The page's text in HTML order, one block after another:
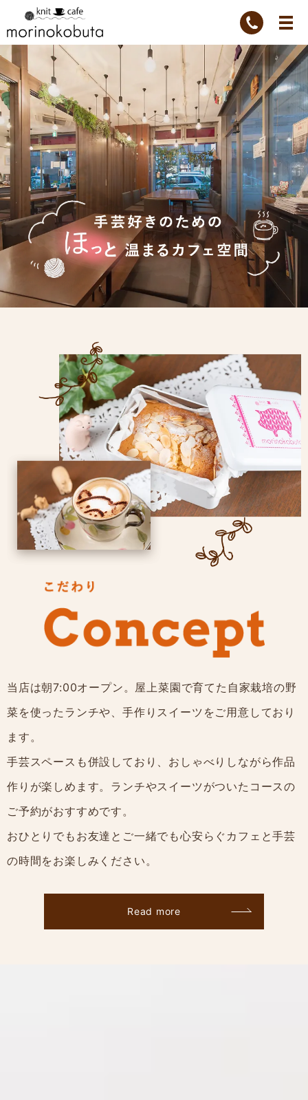
当店は朝7:00オープン。屋上菜園で育てた自家栽培の野
菜を使ったランチや、手作りスイーツをご用意しており
ます。
手芸スペースも併設しており、おしゃべりしながら作品
作りが楽しめます。ランチやスイーツがついたコースの
ご予約がおすすめです。
おひとりでもお友達とご一緒でも心安らぐカフェと手芸
の時間をお楽しみください。
Read more